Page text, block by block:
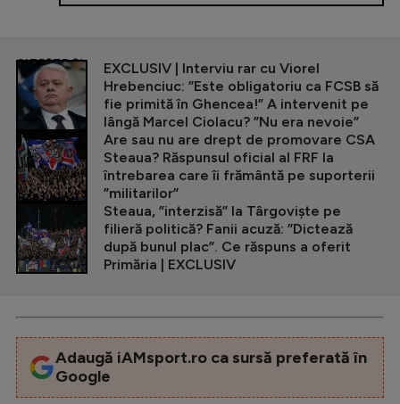
CITEȘTE ȘI
EXCLUSIV | Interviu rar cu Viorel
Hrebenciuc: ”Este obligatoriu ca FCSB să
fie primită în Ghencea!” A intervenit pe
lângă Marcel Ciolacu? ”Nu era nevoie”
Are sau nu are drept de promovare CSA
Steaua? Răspunsul oficial al FRF la
întrebarea care îi frământă pe suporterii
”militarilor”
Steaua, ”interzisă” la Târgoviște pe
filieră politică? Fanii acuză: ”Dictează
după bunul plac”. Ce răspuns a oferit
Primăria | EXCLUSIV
Adaugă iAMsport.ro ca sursă preferată în
Google